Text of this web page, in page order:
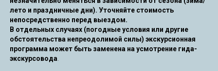
лето и праздничные дни). Уточняйте стоимость
непосредственно перед выездом.
В отдельных случаях (погодные условия или другие
обстоятельства непреодолимой силы) экскурсионная
программа может быть заменена на усмотрение гида-
экскурсовода